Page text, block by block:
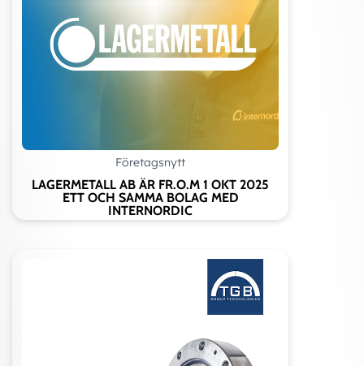
Företagsnytt
LAGERMETALL AB ÄR FR.O.M 1 OKT 2025
ETT OCH SAMMA BOLAG MED
INTERNORDIC